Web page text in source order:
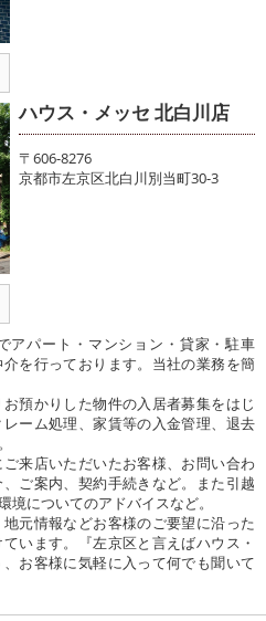
ハウス・メッセ 北白川店
〒606-8276
京都市左京区北白川別当町30-3
アパート・マンション・貸家・駐車
を行っております。当社の業務を簡
預かりした物件の入居者募集をはじ
ーム処理、家賃等の入金管理、退去
来店いただいたお客様、お問い合わ
ご案内、契約手続きなど。また引越
についてのアドバイスなど。
元情報などお客様のご要望に沿った
います。『左京区と言えばハウス・
お客様に気軽に入って何でも聞いて